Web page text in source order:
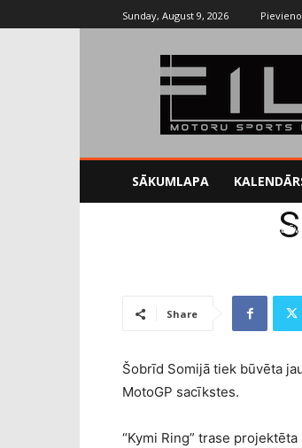
Sunday, August 9, 2026
SĀKUMLAPA
Somijā tiek
Share
Šobrīd Somijā tiek būvēta
MotoGP sacīkstes.
“Kymi Ring” trase